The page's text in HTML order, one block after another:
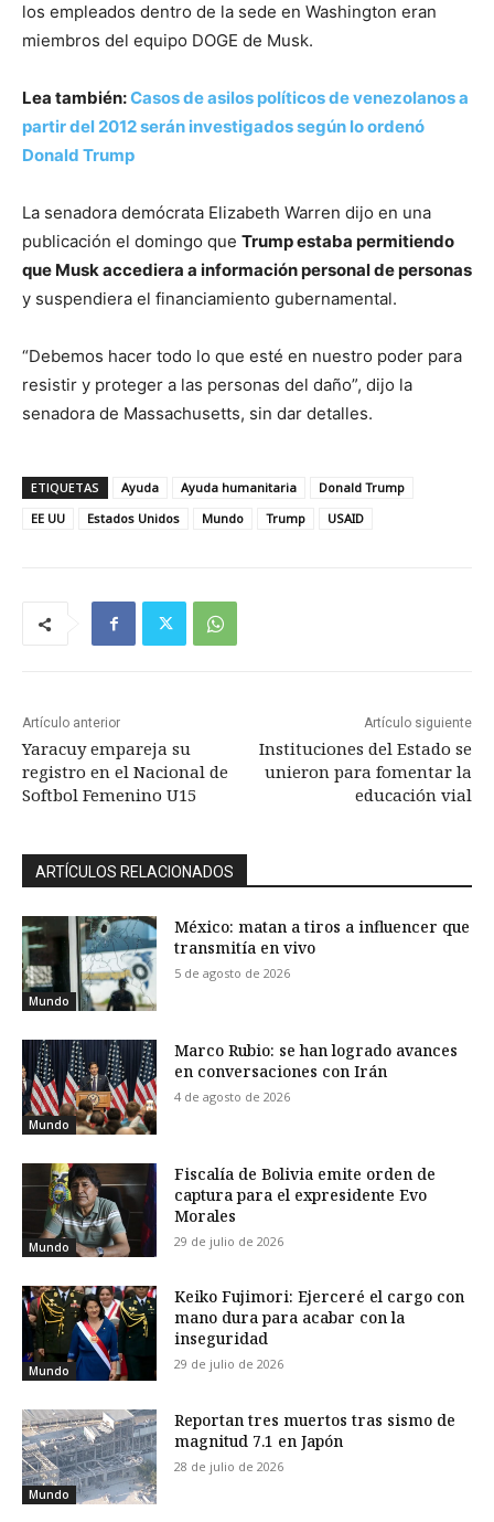
los empleados dentro de la sede en Washington eran
miembros del equipo DOGE de Musk.
Lea también:Casos de asilos políticos de venezolanos a
partir del 2012 serán investigados según lo ordenó
Donald Trump
La senadora demócrata Elizabeth Warren dijo en una
publicación el domingo que Trump estaba permitiendo
que Musk accediera a información personal de personas
y suspendiera el financiamiento gubernamental.
“Debemos hacer todo lo que esté en nuestro poder para
resistir y proteger a las personas del daño”, dijo la
senadora de Massachusetts, sin dar detalles.
ETIQUETAS Ayuda Ayuda humanitaria
Donald Trump
EE UU
Estados Unidos Mundo Trump USAID
Artículo anterior
Yaracuy empareja su
registro en el Nacional de
Softbol Femenino U15
Artículo siguiente
Instituciones del Estado se
unieron para fomentar la
educación vial
ARTÍCULOS RELACIONADOS
Mundo
México: matan a tiros a influencer que
transmitía en vivo
5 de agosto de 2026
Mundo
Marco Rubio: se han logrado avances
en conversaciones con Irán
4 de agosto de 2026
Mundo
Fiscalía de Bolivia emite orden de
captura para el expresidente Evo
Morales
29 de julio de 2026
Mundo
Keiko Fujimori: Ejerceré el cargo con
mano dura para acabar con la
inseguridad
29 de julio de 2026
Mundo
Reportan tres muertos tras sismo de
magnitud 7.1 en Japón
28 de julio de 2026